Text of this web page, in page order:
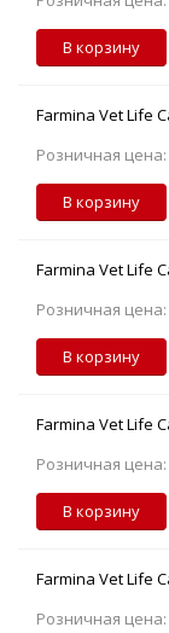
В корзину
Farmina Vet Life
Розничная цена:
В корзину
Farmina Vet Life
Розничная цена:
В корзину
Farmina Vet Life
Розничная цена:
В корзину
Farmina Vet Life
Розничная цена: